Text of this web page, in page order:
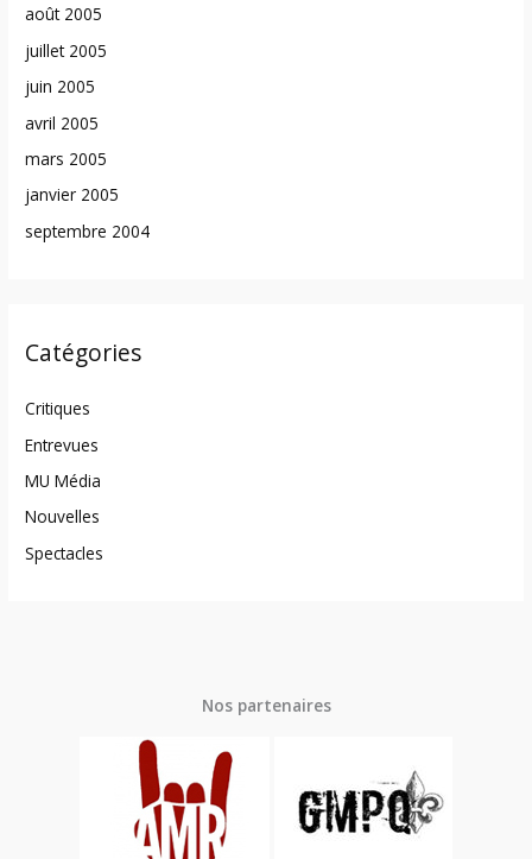
août 2005
juillet 2005
juin 2005
avril 2005
mars 2005
janvier 2005
septembre 2004
Catégories
Critiques
Entrevues
MU Média
Nouvelles
Spectacles
Nos partenaires